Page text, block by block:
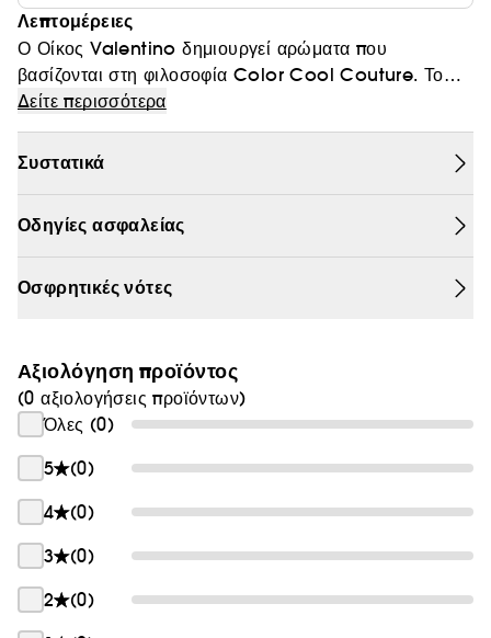
Θαμπάδα
Λεπτομέρειες
Ο Οίκος Valentino δημιουργεί αρώματα που
βασίζονται στη φιλοσοφία Color Cool Couture. Το
Born in Roma Uomo γεννήθηκε από την ιδέα ενός
ξυλώδους αρώματος βετιβέριας που συνδυάζει νότες
αρωματικού φασκόμηλου και φύλλων βιολέτας, ένα
απροσδόκητο μίγμα με αναζωογονητικές νότες ξύλων.
Born in Roma Uomo Eau de Toilette 100ml και το
Born in Roma Uomo Eau de Toilette 50ml.
Δείτε περισσότερα
Συστατικά
Οδηγίες ασφαλείας
Οσφρητικές νότες
Αξιολόγηση προϊόντος
(0 αξιολογήσεις προϊόντων)
Όλες (0)
5
(0)
4
(0)
3
(0)
2
(0)